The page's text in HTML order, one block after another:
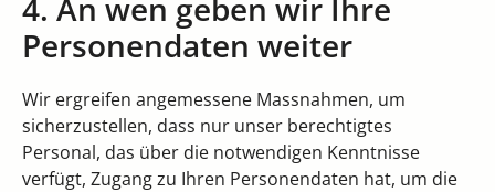
4. An wen geben wir Ihre
Personendaten weiter
Wir ergreifen angemessene Massnahmen, um
sicherzustellen, dass nur unser berechtigtes
Personal, das über die notwendigen Kenntnisse
verfügt, Zugang zu Ihren Personendaten hat, um die